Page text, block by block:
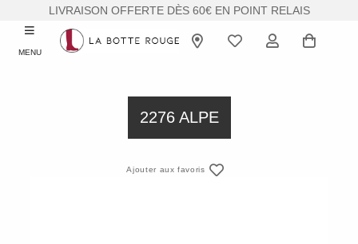
LIVRAISON OFFERTE DÈS 60€ EN POINT RELAIS
MENU
2276 ALPE
Ajouter aux favoris